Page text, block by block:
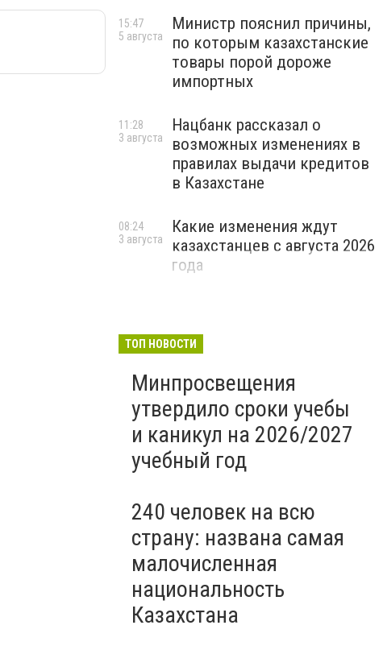
Министр пояснил причины,
по которым казахстанские
товары порой дороже
импортных
15:47
5 августа
Нацбанк рассказал о
возможных изменениях в
правилах выдачи кредитов
в Казахстане
11:28
3 августа
Какие изменения ждут
казахстанцев с августа 2026
года
08:24
3 августа
ТОП НОВОСТИ
Минпросвещения
утвердило сроки учебы
и каникул на 2026/2027
учебный год
240 человек на всю
страну: названа самая
малочисленная
национальность
Казахстана